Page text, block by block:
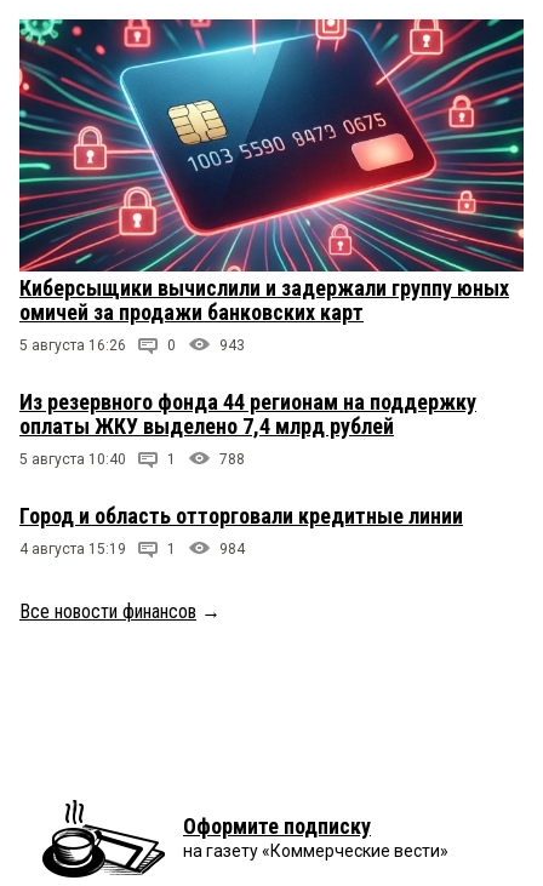
Киберсыщики вычислили и задержали группу юных
омичей за продажи банковских карт
5 августа 16:26 0 943
Из резервного фонда 44 регионам на поддержку
оплаты ЖКУ выделено 7,4 млрд рублей
5 августа 10:40 1 788
Город и область отторговали кредитные линии
4 августа 15:19 1 984
Все новости финансов →
Оформите подписку
на газету «Коммерческие вести»